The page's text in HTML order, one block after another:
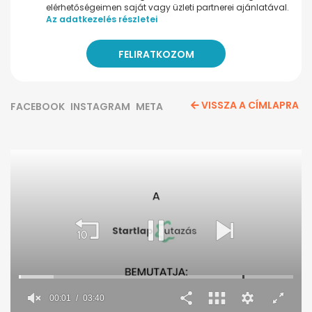
elérhetőségeimen saját vagy üzleti partnerei ajánlatával.
Az adatkezelés részletei
FACEBOOK INSTAGRAM META VISSZA A CÍMLAPRA
00:02 03:40